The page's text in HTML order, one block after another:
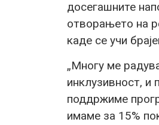
досегашните
отворањето на
каде се учи
„Многу ме
инклузивност, и
поддржиме
имаме за 15%